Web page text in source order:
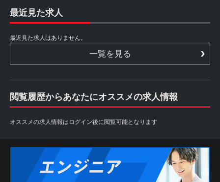
は行いません。また、利用者からの個別の職業紹介の依頼
にも応じられません
1. 利用者は、本サイトを利用することによって、本規約等
承諾しない場合には、本サイトを利用することができない
2. 利用者は、自らの意思に基づき本サービスを利用するも
のとし、本サービスの利用によって生じたいかなる事態に
ついても自ら責任を負うものとします。
また、本サービスは各パートナーから求人情報の提供を受
了している場合や掲載内容に差異がある場合もございます
ので予めご了承下さい。
3. 利用者は、本サービスの利用にあたり、当社に対しどの
ような情報を提供するかを任意に選択することができま
最近見た求人
最近見た求人はありません。
一覧を見る
閲覧履歴からあなたにオススメの求人情報
オススメの求人情報はログイン後に閲覧可能となります